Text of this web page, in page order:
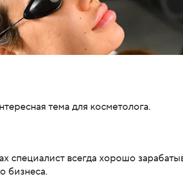
тема для косметолога.
специалист всегда хорошо
бизнеса.